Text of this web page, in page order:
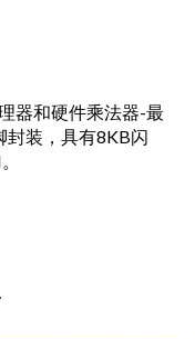
器和硬件乘法器-最
装，具有8KB闪